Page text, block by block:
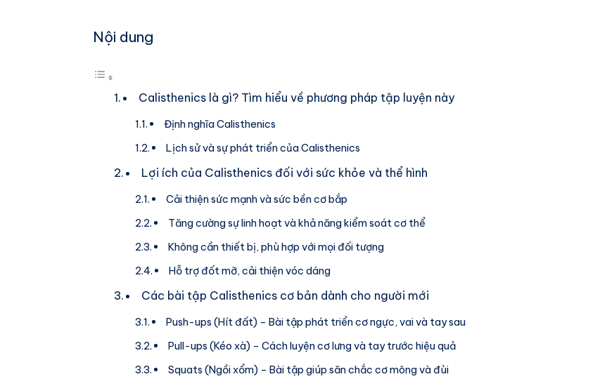
Whatsapp
Nội dung
Calisthenics là gì? Tìm hiểu về phương pháp tập luyện này
Định nghĩa Calisthenics
Lịch sử và sự phát triển của Calisthenics
Lợi ích của Calisthenics đối với sức khỏe và thể hình
Cải thiện sức mạnh và sức bền cơ bắp
Tăng cường sự linh hoạt và khả năng kiểm soát cơ thể
Không cần thiết bị, phù hợp với mọi đối tượng
Hỗ trợ đốt mỡ, cải thiện vóc dáng
Các bài tập Calisthenics cơ bản dành cho người mới
Push-ups (Hít đất) – Bài tập phát triển cơ ngực, vai và tay sau
Pull-ups (Kéo xà) – Cách luyện cơ lưng và tay trước hiệu quả
Squats (Ngồi xổm) – Bài tập giúp săn chắc cơ mông và đùi